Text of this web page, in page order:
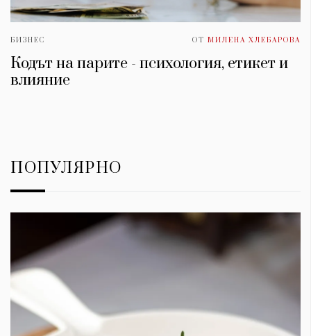
БИЗНЕС ОТ МИЛЕНА ХЛЕБАРОВА
Кодът на парите - психология, етикет и
влияние
ПОПУЛЯРНО